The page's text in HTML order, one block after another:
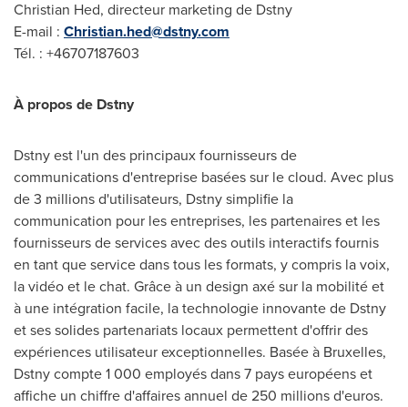
Christian Hed, directeur marketing de Dstny
E-mail : Christian.hed@dstny.com
Tél. : +46707187603
À propos de Dstny
Dstny est l'un des principaux fournisseurs de
communications d'entreprise basées sur le cloud. Avec plus
de 3 millions d'utilisateurs, Dstny simplifie la
communication pour les entreprises, les partenaires et les
fournisseurs de services avec des outils interactifsfournis
en tant que service dans tous les formats, y compris la voix,
la vidéo et le chat. Grâce à un design axé sur la mobilité et
à une intégration facile, la technologie innovante de Dstny
et ses solides partenariats locaux permettent d'offrir des
expériences utilisateur exceptionnelles. Basée à Bruxelles,
Dstny compte 1 000 employés dans 7 pays européens et
affiche un chiffre d'affaires annuel de 250 millions d'euros.